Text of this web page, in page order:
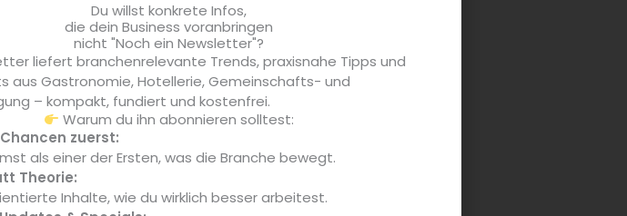
und Ofenkürbis bis hin zu Tipps für hygienisches
Contreras y Schaffeld sind variantenreich.
was die Motivation für die Rezeptvideos war und sprachen
Du willst konkrete Infos,
die dein Business voranbringen
nicht "Noch ein Newsletter"?
liefert branchenrelevante Trends, praxisnahe Tipps und
aus Gastronomie, Hotellerie, Gemeinschafts- und
– kompakt, fundiert und kostenfrei.
Warum du ihn abonnieren solltest:
zuerst:
als einer der Ersten, was die Branche bewegt.
Theorie:
Inhalte, wie du wirklich besser arbeitest.